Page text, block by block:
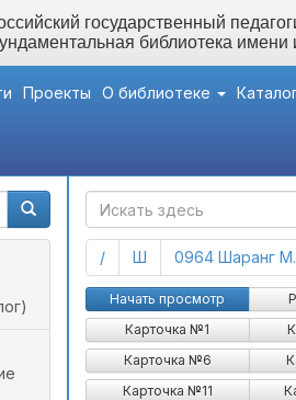
государственный
библиотека
Проекты О библиотеке
/(current)
Ш (current)
0964 Шаранг
Начать просмотр
Карточка №1
Карточка №6
Карточка №11